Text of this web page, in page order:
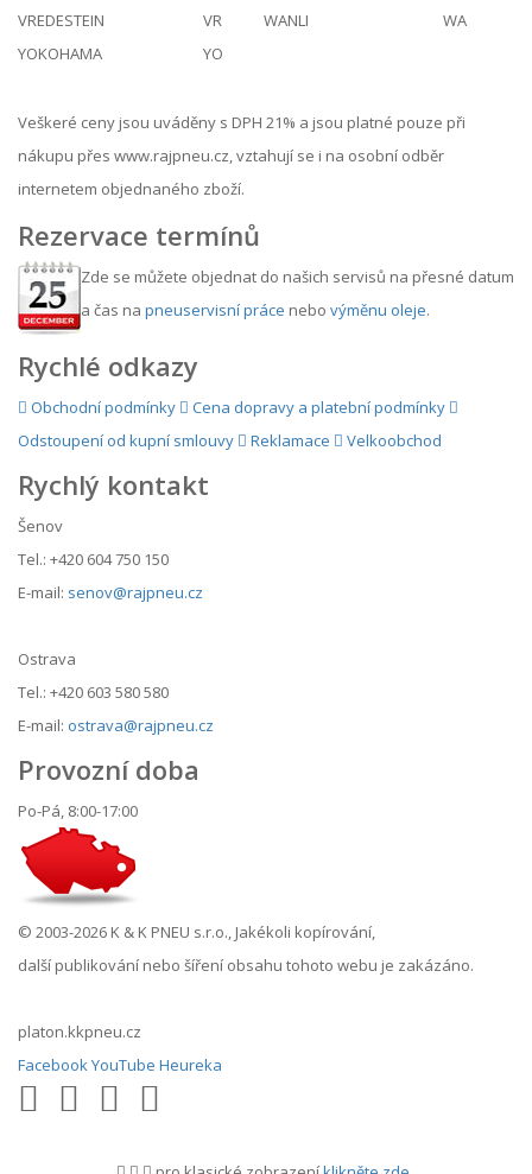
VREDESTEIN
VR WANLI
WA
YOKOHAMA
YO
Veškeré ceny jsou uváděny s DPH 21% a jsou platné pouze při
nákupu přes www.rajpneu.cz, vztahují se i na osobní odběr
internetem objednaného zboží.
Rezervace termínů
Zde se můžete objednat do našich servisů na přesné datum
a čas na pneuservisní práce nebo výměnu oleje.
Rychlé odkazy
Obchodní podmínky
Cena dopravy a platební podmínky
Odstoupení od kupní smlouvy
Reklamace Velkoobchod
Rychlý kontakt
Šenov
Tel.: +420 604 750 150
E-mail: senov@rajpneu.cz
Ostrava
Tel.: +420 603 580 580
E-mail: ostrava@rajpneu.cz
Provozní doba
Po-Pá, 8:00-17:00
© 2003-2026 K & K PNEU s.r.o., Jakékoli kopírování,
další publikování nebo šíření obsahu tohoto webu je zakázáno.
platon.kkpneu.cz
FacebookYouTube Heureka